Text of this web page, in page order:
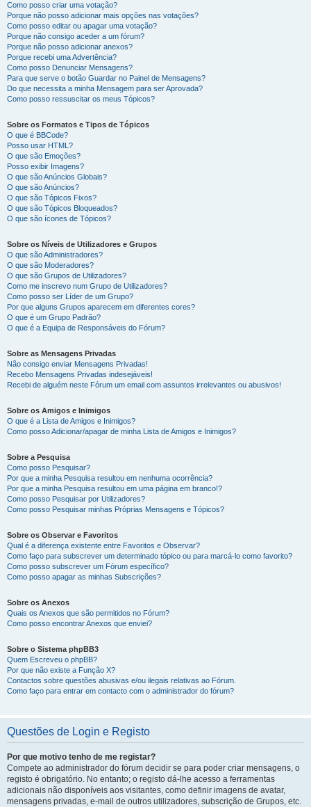
Como posso criar uma votação?
Porque não posso adicionar mais opções nas votações?
Como posso editar ou apagar uma votação?
Porque não consigo aceder a um fórum?
Porque não posso adicionar anexos?
Porque recebi uma Advertência?
Como posso Denunciar Mensagens?
Para que serve o botão Guardar no Painel de Mensagens?
Do que necessita a minha Mensagem para ser Aprovada?
Como posso ressuscitar os meus Tópicos?
Sobre os Formatos e Tipos de Tópicos
O que é BBCode?
Posso usar HTML?
O que são Emoções?
Posso exibir Imagens?
O que são Anúncios Globais?
O que são Anúncios?
O que são Tópicos Fixos?
O que são Tópicos Bloqueados?
O que são ícones de Tópicos?
Sobre os Níveis de Utilizadores e Grupos
O que são Administradores?
O que são Moderadores?
O que são Grupos de Utilizadores?
Como me inscrevo num Grupo de Utilizadores?
Como posso ser Líder de um Grupo?
Por que alguns Grupos aparecem em diferentes cores?
O que é um Grupo Padrão?
O que é a Equipa de Responsáveis do Fórum?
Sobre as Mensagens Privadas
Não consigo enviar Mensagens Privadas!
Recebo Mensagens Privadas indesejáveis!
Recebi de alguém neste Fórum um email com assuntos irrelevantes ou abusivos!
Sobre os Amigos e Inimigos
O que é a Lista de Amigos e Inimigos?
Como posso Adicionar/apagar de minha Lista de Amigos e Inimigos?
Sobre a Pesquisa
Como posso Pesquisar?
Por que a minha Pesquisa resultou em nenhuma ocorrência?
Por que a minha Pesquisa resultou em uma página em branco!?
Como posso Pesquisar por Utilizadores?
Como posso Pesquisar minhas Próprias Mensagens e Tópicos?
Sobre os Observar e Favoritos
Qual é a diferença existente entre Favoritos e Observar?
Como faço para subscrever um determinado tópico ou para marcá-lo como favorito?
Como posso subscrever um Fórum específico?
Como posso apagar as minhas Subscrições?
Sobre os Anexos
Quais os Anexos que são permitidos no Fórum?
Como posso encontrar Anexos que enviei?
Sobre o Sistema phpBB3
Quem Escreveu o phpBB?
Por que não existe a Função X?
Contactos sobre questões abusivas e/ou ilegais relativas ao Fórum.
Como faço para entrar em contacto com o administrador do fórum?
Questões de Login e Registo
Por que motivo tenho de me registar?
Compete ao administrador do fórum decidir se para poder criar mensagens, o
registo é obrigatório. No entanto; o registo dá-lhe acesso a ferramentas
adicionais não disponíveis aos visitantes, como definir imagens de avatar,
mensagens privadas, e-mail de outros utilizadores, subscrição de Grupos, etc.